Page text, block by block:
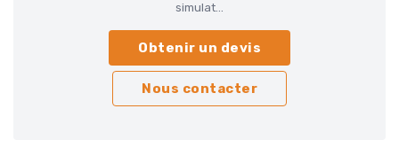
simulat...
Obtenir un devis
Nous contacter